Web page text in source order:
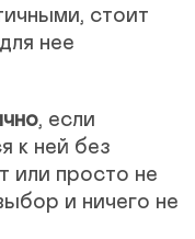
стоит
нее
, если
к ней без
или просто не
и ничего не